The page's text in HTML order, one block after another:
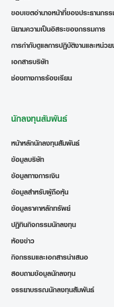
ขอบเขตอำนาจหน้าที่ของประธานกร
นิยามความเป็นอิสระของกรรมการ
การกำกับดูแลการปฏิบัติงานและหน่ว
เอกสารบริษัท
ช่องทางการร้องเรียน
นักลงทุนสัมพันธ์
หน้าหลักนักลงทุนสัมพันธ์
ข้อมูลบริษัท
ข้อมูลทางการเงิน
ข้อมูลสำหรับผู้ถือหุ้น
ข้อมูลราคาหลักทรัพย์
ปฏิทินกิจกรรมนักลงทุน
ห้องข่าว
กิจกรรมและเอกสารนำเสนอ
สอบถามข้อมูลนักลงทุน
จรรยาบรรณนักลงทุนสัมพันธ์